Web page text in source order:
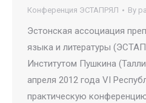
Конференция ЭСТАПРЯЛ By
Эстонская ассоциация
языка и литературы
Институтом Пушкина
апреля 2012 года VI
практическую